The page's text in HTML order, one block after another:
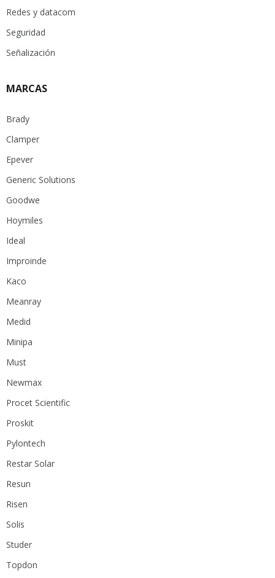
Redes y datacom
Seguridad
Señalización
MARCAS
Brady
Clamper
Epever
Generic Solutions
Goodwe
Hoymiles
Ideal
Improinde
Kaco
Meanray
Medid
Minipa
Must
Newmax
Procet Scientific
Proskit
Pylontech
Restar Solar
Resun
Risen
Solis
Studer
Topdon